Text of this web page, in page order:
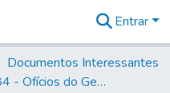
Entrar
Documentos Interessantes
Volume 84 - Ofícios do General Martins Lopes de Saldanha (Governador da Capitania): 1782- 1786